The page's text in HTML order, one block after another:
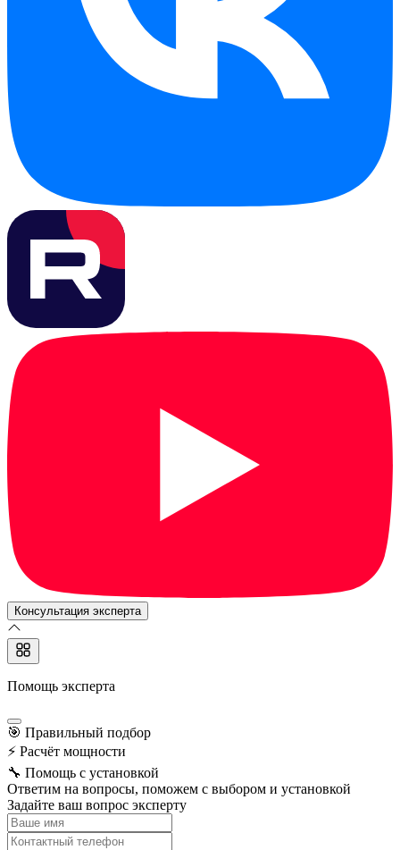
Консультация эксперта
Помощь эксперта
🎯 Правильный подбор
⚡ Расчёт мощности
🔧 Помощь с установкой
Ответим на вопросы, поможем с выбором и установкой
Задайте ваш вопрос эксперту